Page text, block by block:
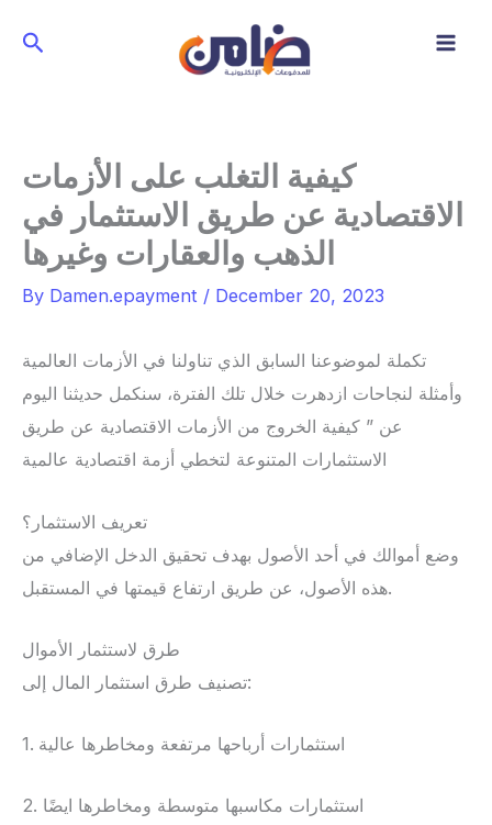
Search
كيفية التغلب على الأزمات
الاقتصادية عن طريق الاستثمار في
الذهب والعقارات وغيرها
By Damen.epayment / December 20, 2023
تكملة لموضوعنا السابق الذي تناولنا في الأزمات العالمية
وأمثلة لنجاحات ازدهرت خلال تلك الفترة، سنكمل حديثنا اليوم
عن ” كيفية الخروج من الأزمات الاقتصادية عن طريق
الاستثمارات المتنوعة لتخطي أزمة اقتصادية عالمية
تعريف الاستثمار؟
وضع أموالك في أحد الأصول بهدف تحقيق الدخل الإضافي من
هذه الأصول، عن طريق ارتفاع قيمتها في المستقبل.
طرق لاستثمار الأموال
تصنيف طرق استثمار المال إلى:
1. استثمارات أرباحها مرتفعة ومخاطرها عالية
2. استثمارات مكاسبها متوسطة ومخاطرها ايضًا